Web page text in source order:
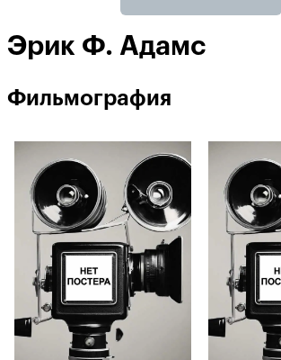
Эрик Ф. Адамс
Фильмография